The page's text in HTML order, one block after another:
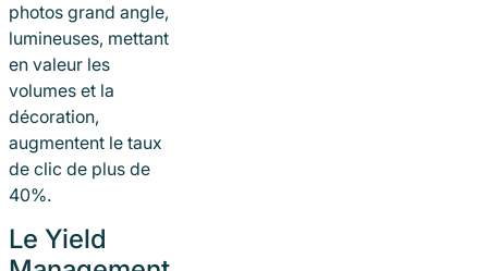
photos grand angle,
lumineuses, mettant
en valeur les
volumes et la
décoration,
augmentent le taux
de clic de plus de
40%.
Le Yield